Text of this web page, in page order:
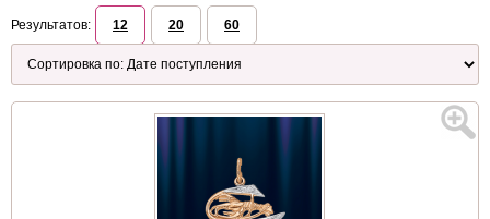
Результатов: 12 20 60